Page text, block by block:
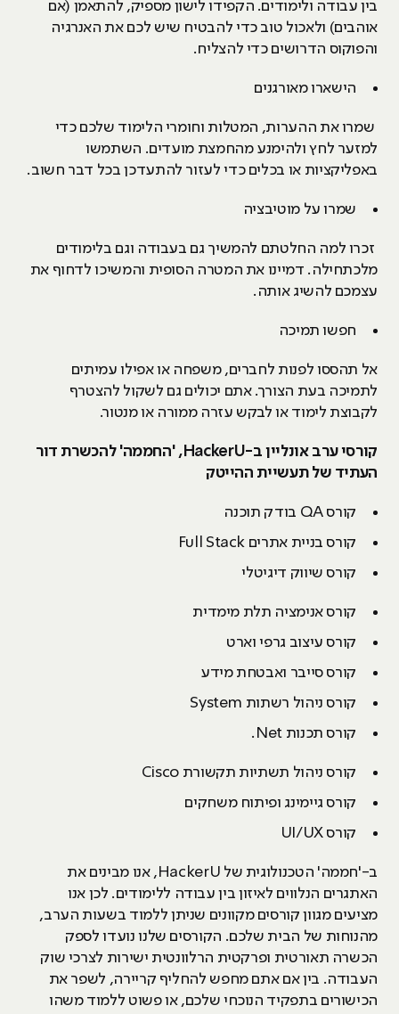
בין עבודה ולימודים. הקפידו לישון מספיק, להתאמן (אם
אוהבים) ולאכול טוב כדי להבטיח שיש לכם את האנרגיה
והפוקוס הדרושים כדי להצליח.
הישארו מאורגנים
שמרו את ההערות, המטלות וחומרי הלימוד שלכם כדי
למזער לחץ ולהימנע מהחמצת מועדים. השתמשו
באפליקציות או בכלים כדי לעזור להתעדכן בכל דבר חשוב.
שמרו על מוטיבציה
זכרו למה החלטתם להמשיך גם בעבודה וגם בלימודים
מלכתחילה. דמיינו את המטרה הסופית והמשיכו לדחוף את
עצמכם להשיג אותה.
חפשו תמיכה
אל תהססו לפנות לחברים, משפחה או אפילו עמיתים
לתמיכה בעת הצורך. אתם יכולים גם לשקול להצטרף
לקבוצת לימוד או לבקש עזרה ממורה או מנטור.
קורסי ערב אונליין ב-HackerU , 'החממה' להכשרת דור
העתיד של תעשיית ההייטק
קורס QA בודק תוכנה
קורס בניית אתרים Full Stack
קורס שיווק דיגיטלי
קורס אנימציה תלת מימדית
קורס עיצוב גרפי וארט
קורס סייבר ואבטחת מידע
קורס ניהול רשתות System
קורס תכנות Net.
קורס ניהול תשתיות תקשורת Cisco
קורס גיימינג ופיתוח משחקים
קורס UI/UX
ב-'חממה' הטכנולוגית של HackerU, אנו מבינים את
האתגרים הנלווים לאיזון בין עבודה ללימודים. לכן אנו
מציעים מגוון קורסים מקוונים שניתן ללמוד בשעות הערב,
מהנוחות של הבית שלכם. הקורסים שלנו נועדו לספק
הכשרה תאורטית ופרקטית הרלוונטית ישירות לצרכי שוק
העבודה. בין אם אתם מחפש להחליף קריירה, לשפר את
הכישורים בתפקיד הנוכחי שלכם, או פשוט ללמוד משהו